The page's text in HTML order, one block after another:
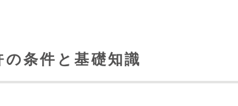
条件と基礎知識